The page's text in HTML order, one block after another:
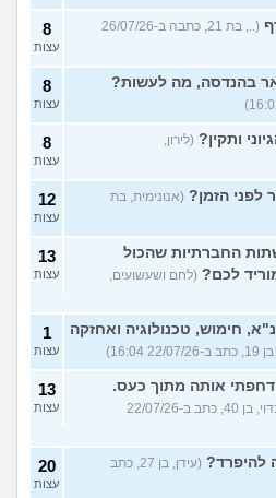
(.., בת 21, כתבה ב-26/07/26
8
עצות
בהנדסה, מה לעשות? 8
עצות
ותקין? (לירון,
8
עצות
לפני הזמן? (אנונימית, בת
12
עצות
החברתיות שהכול
לכם? (לחם ושעשועים,
13
עצות
חימוש, טכנולוגיה ואחזקה
1
עצות
אותה מתוך כעס.
(אלכס, שם בדוי, בן 40, כתב ב-22/07/26
13
עצות
להיפרד?
(עידן, בן 27, כתב
20
עצות